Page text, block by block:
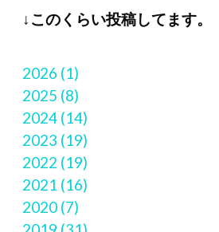
↓このくらい投稿してます。
2026 (1)
2025 (8)
2024 (14)
2023 (19)
2022 (19)
2021 (16)
2020 (7)